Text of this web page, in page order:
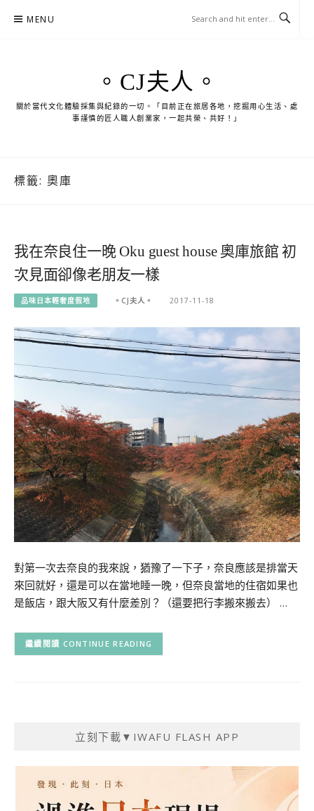
MENU
。CJ夫人。
關於當代文化體驗採集與紀錄的一切。「目前正在旅居各地，挖掘用心生活、處
事謹慎的匠人職人創業家，一起共榮、共好！」
標籤: 奧庫
我在奈良住一晚 Oku guest house 奧庫旅館 初
次見面卻像老朋友一樣
品味日本輕奢度假地 。CJ夫人。 2017-11-18
對第一次去奈良的我來說，猶豫了一下子，奈良應該是排當天
來回就好，還是可以在當地睡一晚，但奈良當地的住宿如果也
是飯店，跟大阪又有什麼差別？（還要把行李搬來搬去） …
CONTINUE READING
立刻下載▼IWAFU FLASH APP